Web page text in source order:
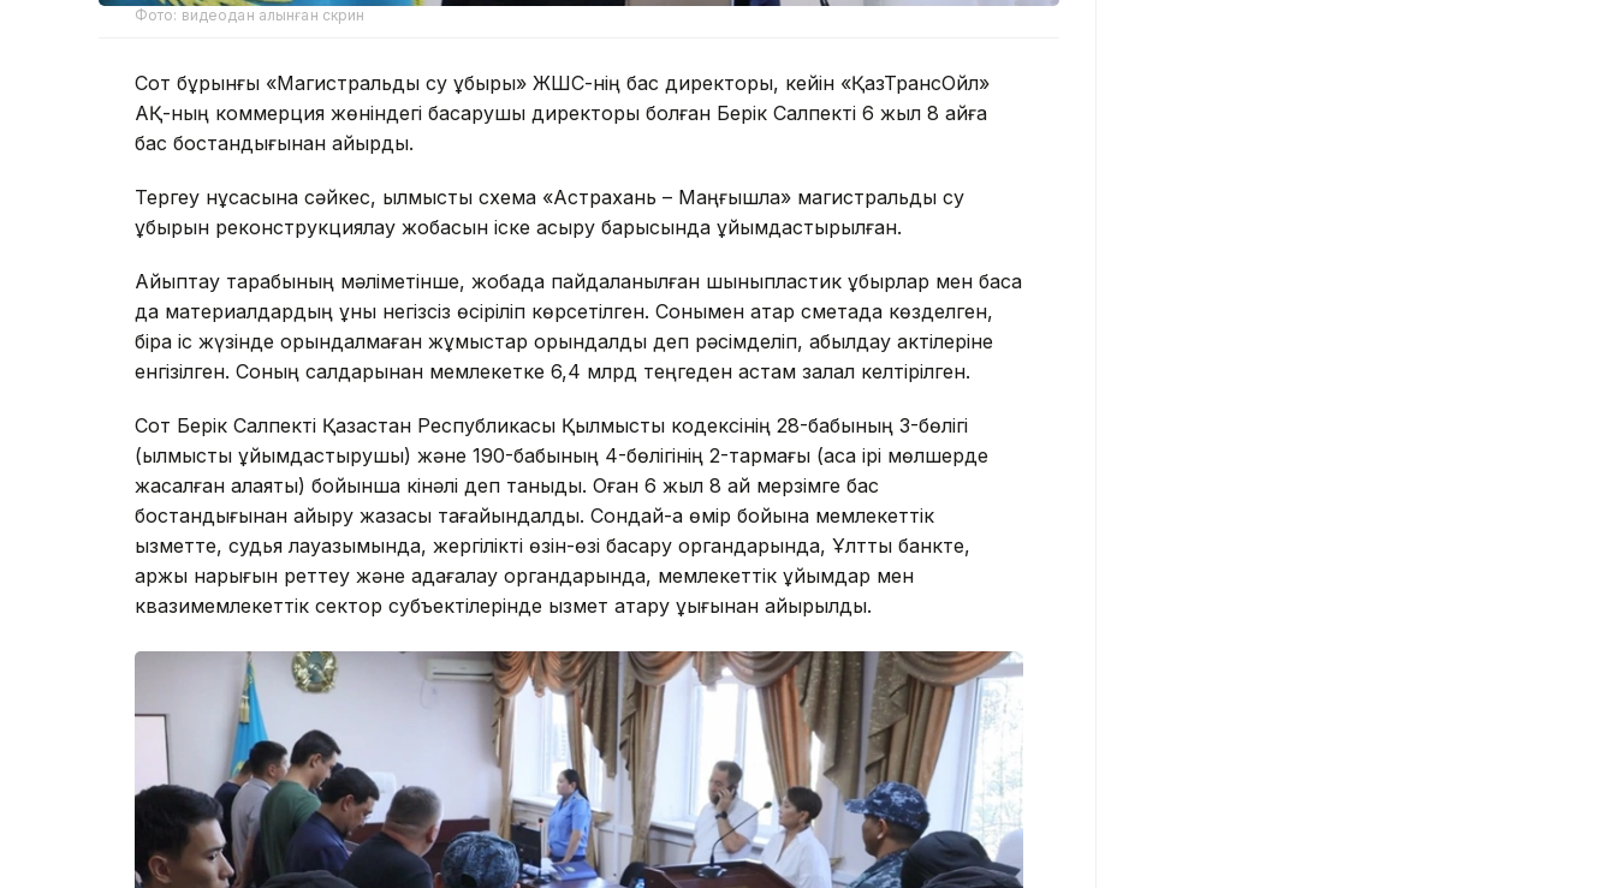
Фото: видеодан алынған скрин
Сот бұрынғы «Магистральдық су құбыры» ЖШС-нің бас директоры, кейін «ҚазТрансОйл»
АҚ-ның коммерция жөніндегі басқарушы директоры болған Берік Салпекті 6 жыл 8 айға
бас бостандығынан айырды.
Тергеу нұсқасына сәйкес, қылмыстық схема «Астрахань – Маңғышлақ» магистральдық су
құбырын реконструкциялау жобасын іске асыру барысында ұйымдастырылған.
Айыптау тарабының мәліметінше, жобада пайдаланылған шыныпластик құбырлар мен басқа
да материалдардың құны негізсіз өсіріліп көрсетілген. Сонымен қатар сметада көзделген,
бірақ іс жүзінде орындалмаған жұмыстар орындалды деп рәсімделіп, қабылдау актілеріне
енгізілген. Соның салдарынан мемлекетке 6,4 млрд теңгеден астам залал келтірілген.
Сот Берік Салпекті Қазақстан Республикасы Қылмыстық кодексінің 28-бабының 3-бөлігі
(қылмысты ұйымдастырушы) және 190-бабының 4-бөлігінің 2-тармағы (аса ірі мөлшерде
жасалған алаяқтық) бойынша кінәлі деп таныды. Оған 6 жыл 8 ай мерзімге бас
бостандығынан айыру жазасы тағайындалды. Сондай-ақ өмір бойына мемлекеттік
қызметте, судья лауазымында, жергілікті өзін-өзі басқару органдарында, Ұлттық банкте,
қаржы нарығын реттеу және қадағалау органдарында, мемлекеттік ұйымдар мен
квазимемлекеттік сектор субъектілерінде қызмет атқару құқығынан айырылды.